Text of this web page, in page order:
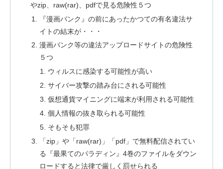
やzip、raw(rar)、pdfで見る危険性５つ
『漫画バンク』の前にあったかつての有名違法サ
イトの結末が・・・
漫画バンク等の違法アップロードサイトの危険性
５つ
ウィルスに感染する可能性が高い
サイバー攻撃の踏み台にされる可能性
仮想通貨マイニングに端末が利用される可能性
個人情報の抜き取られる可能性
そもそも犯罪
「zip」や「raw(rar)」「pdf」で無料配信されてい
る『最果てのパラディン』4巻のファイルをダウン
ロードすると法律で厳しく罰せられる